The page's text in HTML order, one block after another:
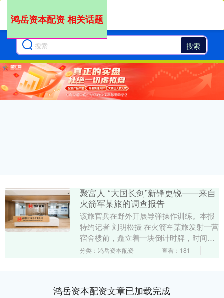
搜索
鸿岳资本配资 相关话题
聚富人 “大国长剑”新锋更锐——来自
火箭军某旅的调查报告
该旅官兵在野外开展导弹操作训练。本报
特约记者 刘明松摄 在火箭军某旅发射一营
宿舍楼前，矗立着一块倒计时牌，时间指
向一个数字：“0”。 每次带领发射单元训练
分类：鸿岳资本配资 查看：181
鸿岳资本配资文章已加载完成